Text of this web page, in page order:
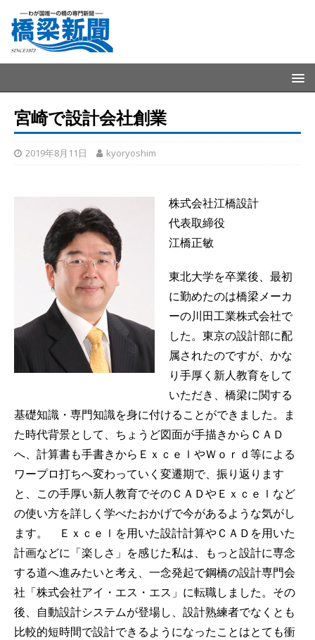
宮崎で設計会社創業
2019年8月11日 kyoryoshim
株式会社江橋設計
代表取締役
江橋正敏
東北大学を卒業後、最初
に勤めたのは橋梁メーカ
ーの川田工業株式会社で
した。東京の設計部に配
属されたのですが、かな
り手厚く新人教育をして
いただき、橋梁に関する
基礎知識・専門知識を身に付けることができました。ま
た時代背景として、ちょうど図面が手描きからＣＡＤ
へ、計算書も手書きからＥｘｃｅｌやＷｏｒｄ等による
ワープロ打ちへ変わっていく変遷期で、振り返ります
と、この手厚い新人教育でそのＣＡＤやＥｘｃｅｌなど
の使い方を詳しく学べたおかげで今があるような気がし
ます。 Ｅｘｃｅｌを用いた設計計算やＣＡＤを用いた
計画などに「楽しさ」を感じた私は、もっと設計に専念
する道へ進みたいと考え、一念発起で鋼橋の設計専門会
社「株式会社アイ・エス・エス」に転職しました。その
後、自動設計システムが登場し、設計熟練者でなくとも
比較的短時間で設計できるようになったことはとても衝